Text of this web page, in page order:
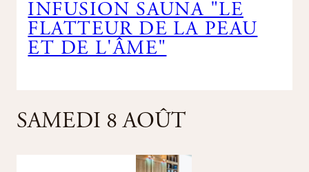
INFUSION SAUNA "LE
FLATTEUR DE LA PEAU
ET DE L'ÂME"
SAMEDI 8 AOÛT